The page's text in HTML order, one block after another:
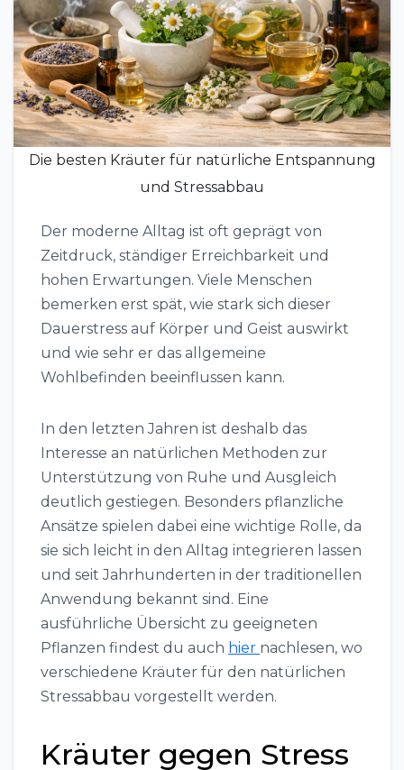
Die besten Kräuter für natürliche Entspannung
und Stressabbau
Der moderne Alltag ist oft geprägt von
Zeitdruck, ständiger Erreichbarkeit und
hohen Erwartungen. Viele Menschen
bemerken erst spät, wie stark sich dieser
Dauerstress auf Körper und Geist auswirkt
und wie sehr er das allgemeine
Wohlbefinden beeinflussen kann.
In den letzten Jahren ist deshalb das
Interesse an natürlichen Methoden zur
Unterstützung von Ruhe und Ausgleich
deutlich gestiegen. Besonders pflanzliche
Ansätze spielen dabei eine wichtige Rolle, da
sie sich leicht in den Alltag integrieren lassen
und seit Jahrhunderten in der traditionellen
Anwendung bekannt sind. Eine
ausführliche Übersicht zu geeigneten
Pflanzen findest du auch hier nachlesen, wo
verschiedene Kräuter für den natürlichen
Stressabbau vorgestellt werden.
Kräuter gegen Stress